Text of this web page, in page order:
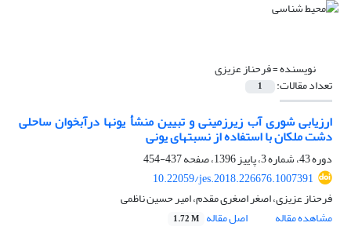
نویسنده =فرحناز عزیزی
تعداد مقالات: 1
ارزیابی شوری آب زیرزمینی و تبیین منشأ یونها درآبخوان ساحلی
دشت ملکان با استفاده از ‏نسبتهای یونی
دوره 43، شماره 3، پاییز 1396، صفحه
437-454
10.22059/jes.2018.226676.1007391
فرحناز عزیزی، اصغر اصغری مقدم، امیر حسین ناظمی
مشاهده مقاله
اصل مقاله 1.72 M